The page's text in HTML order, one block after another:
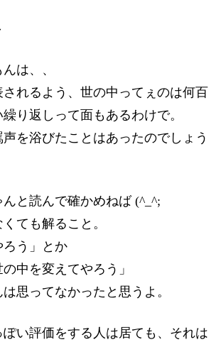
は、、
されるよう、世の中ってぇのは何百
り返しって面もあるわけで。
を浴びたことはあったのでしょう
と読んで確かめねば (^_^;
ても解ること。
ろう」とか
の中を変えてやろう」
思ってなかったと思うよ。
い評価をする人は居ても、それは